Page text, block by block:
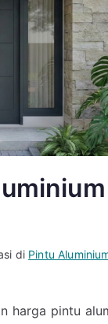
di Pintu
harga pintu